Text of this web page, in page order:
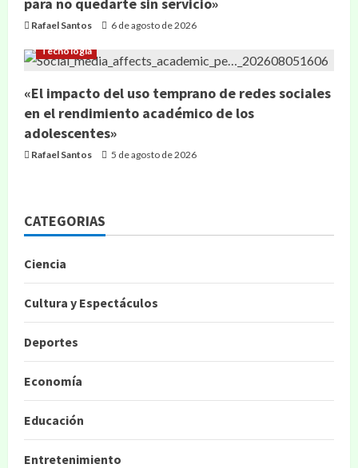
Rafael Santos 6 de agosto de 2026
Tecnología
«El impacto del uso temprano de redes sociales
en el rendimiento académico de los
adolescentes»
Rafael Santos 5 de agosto de 2026
CATEGORIAS
Ciencia
Cultura y Espectáculos
Deportes
Economía
Educación
Entretenimiento